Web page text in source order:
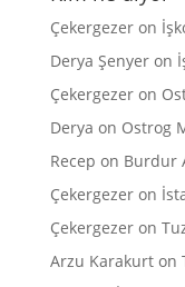
Çekergezeron
Derya Şenyeron
Çekergezeron
Derya on Ostrog
Recep on Burdur
Çekergezeron
Çekergezeron
Arzu Karakurton